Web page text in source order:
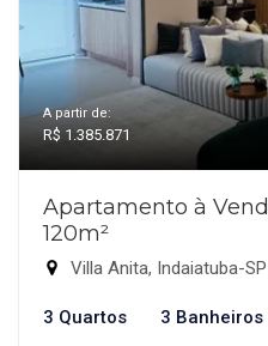
A partir de:
R$ 1.385.871
Apartamento à
120m²
Villa Anita, Indaiatuba-SP
3 Quartos 3 Banheiros